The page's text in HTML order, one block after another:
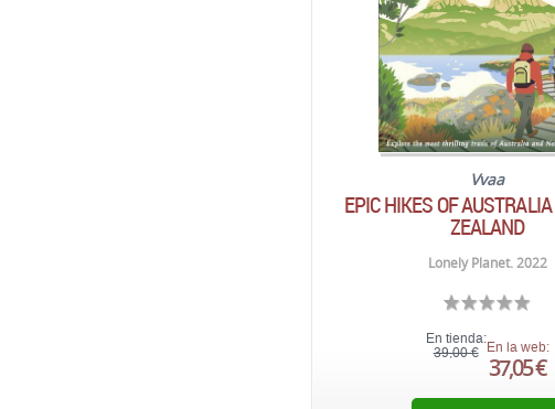
Vvaa
EPIC HIKES OF
ZEALAND
Lonely Planet. 2022
En tienda:
39,00 € En la web:
37,05 €